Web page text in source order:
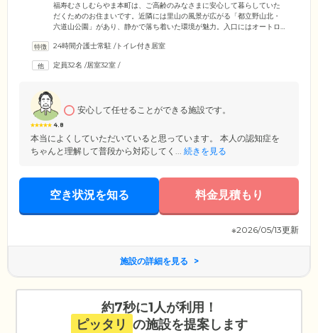
福寿むさしむらやま本町は、ご高齢のみなさまに安心して暮らしていた
だくためのお住まいです。近隣には里山の風景が広がる「都立野山北・
六道山公園」があり、静かで落ち着いた環境が魅力。入口にはオートロ
お部屋は、プライバシーに配慮し、全室個室をご用意しました。お部屋
のペースでご使用いただけます。また、当ホームでは尿道カテーテル、
24時間介護士常駐 /トイレ付き居室
定員32名 /居室32室 /
4.8
安心して任せることができる施設です。
本当によくしていただいていると思っています。 本人の認知症を
ちゃんと理解して普段から対応してく... 続きを見る
空き状況を知る 料金見積もり
※2026/05/13更新
施設の詳細を見る
約7秒に1人が利用！
ピッタリ の施設を提案します